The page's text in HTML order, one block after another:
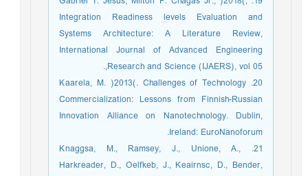
Integration Readiness levels Evaluation and
Systems Architecture: A Literature Review,
International Journal of Advanced Engineering
Research and Science (IJAERS), vol 05,.
20. Kaarela, M. )2013(. Challenges of Technology
Commercialization: Lessons from Finnish-Russian
Innovation Alliance on Nanotechnology. Dublin,
Ireland: EuroNanoforum.
21. Knaggsa, M., Ramsey, J., Unione, A.,
Harkreader, D., Oelfkeb, J., Keairnsc, D., Bender,